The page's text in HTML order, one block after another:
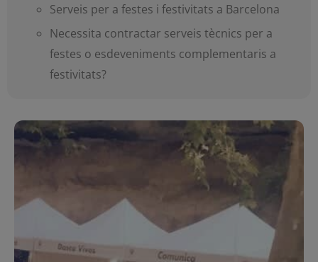
Serveis per a festes i festivitats a Barcelona
Necessita contractar serveis tècnics per a
festes o esdeveniments complementaris a
festivitats?